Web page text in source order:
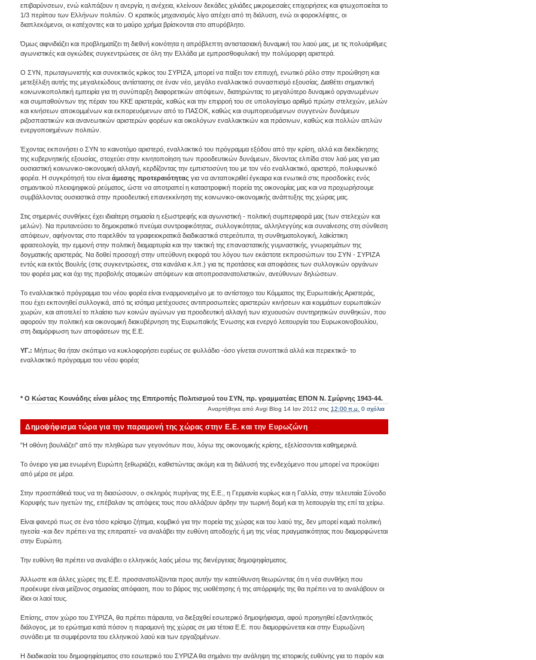
επιβαρύνσεων, ενώ καλπάζουν η ανεργία, η ανέχεια, κλείνουν δεκάδες χιλιάδες μικρομεσαίες επιχειρήσεις και φτωχοποιείται το
1/3 περίπου των Ελλήνων πολιτών. Ο κρατικός μηχανισμός λίγο απέχει από τη διάλυση, ενώ οι φοροκλέφτες, οι
διαπλεκόμενοι, οι κατέχοντες και το μαύρο χρήμα βρίσκονται στο απυρόβλητο.
Όμως αιφνιδιάζει και προβληματίζει τη διεθνή κοινότητα η απρόβλεπτη αντιστασιακή δυναμική του λαού μας, με τις πολυάριθμες
αγωνιστικές και ογκώδεις συγκεντρώσεις σε όλη την Ελλάδα με εμπροσθοφυλακή την πολύμορφη αριστερά.
Ο ΣΥΝ, πρωταγωνιστής και συνεκτικός κρίκος του ΣΥΡΙΖΑ, μπορεί να παίξει τον επιτυχή, ενωτικό ρόλο στην προώθηση και
μετεξέλιξη αυτής της μεγαλειώδους αντίστασης σε έναν νέο, μεγάλο εναλλακτικό συνασπισμό εξουσίας. Διαθέτει σημαντική
κοινωνικοπολιτική εμπειρία για τη συνύπαρξη διαφορετικών απόψεων, διατηρώντας το μεγαλύτερο δυναμικό οργανωμένων
και συμπαθούντων της πέραν του ΚΚΕ αριστεράς, καθώς και την επιρροή του σε υπολογίσιμο αριθμό πρώην στελεχών, μελών
και κινήσεων αποκομμένων και εκπορευόμενων από το ΠΑΣΟΚ, καθώς και συμπορευόμενων συγγενών δυνάμεων
ριζοσπαστικών και ανανεωτικών αριστερών φορέων και οικολόγων εναλλακτικών και πράσινων, καθώς και πολλών απλών
ενεργοποιημένων πολιτών.
Έχοντας εκπονήσει ο ΣΥΝ το καινοτόμο αριστερό, εναλλακτικό του πρόγραμμα εξόδου από την κρίση, αλλά και διεκδίκησης
της κυβερνητικής εξουσίας, στοχεύει στην κινητοποίηση των προοδευτικών δυνάμεων, δίνοντας ελπίδα στον λαό μας για μια
ουσιαστική κοινωνικο-οικονομική αλλαγή, κερδίζοντας την εμπιστοσύνη του με τον νέο εναλλακτικό, αριστερό, πολυφωνικό
φορέα. Η συγκρότησή του είναι άμεσης προτεραιότητας για να ανταποκριθεί έγκαιρα και ενωτικά στις προσδοκίες ενός
σημαντικού πλειοψηφικού ρεύματος, ώστε να αποτραπεί η καταστροφική πορεία της οικονομίας μας και να προχωρήσουμε
συμβάλλοντας ουσιαστικά στην προοδευτική επανεκκίνηση της κοινωνικο-οικονομικής ανάπτυξης της χώρας μας.
Στις σημερινές συνθήκες έχει ιδιαίτερη σημασία η εξωστρεφής και αγωνιστική - πολιτική συμπεριφορά μας (των στελεχών και
μελών). Να πρυτανεύσει το δημοκρατικό πνεύμα συντροφικότητας, συλλογικότητας, αλληλεγγύης και συναίνεσης στη σύνθεση
απόψεων, αφήνοντας στο παρελθόν τα γραφειοκρατικά διαδικαστικά στερεότυπα, τη συνθηματολογική, λαϊκίστικη
φρασεολογία, την εμμονή στην πολιτική διαμαρτυρία και την τακτική της επαναστατικής γυμναστικής, γνωρισμάτων της
δογματικής αριστεράς. Να δοθεί προσοχή στην υπεύθυνη εκφορά του λόγου των εκάστοτε εκπροσώπων του ΣΥΝ - ΣΥΡΙΖΑ
εντός και εκτός Βουλής (στις συγκεντρώσεις, στα κανάλια κ.λπ.) για τις προτάσεις και αποφάσεις των συλλογικών οργάνων
του φορέα μας και όχι της προβολής ατομικών απόψεων και αποπροσανατολιστικών, ανεύθυνων δηλώσεων.
Το εναλλακτικό πρόγραμμα του νέου φορέα είναι εναρμονισμένο με το αντίστοιχο του Κόμματος της Ευρωπαϊκής Αριστεράς,
που έχει εκπονηθεί συλλογικά, από τις ισότιμα μετέχουσες αντιπροσωπείες αριστερών κινήσεων και κομμάτων ευρωπαϊκών
χωρών, και αποτελεί το πλαίσιο των κοινών αγώνων για προοδευτική αλλαγή των ισχυουσών συντηρητικών συνθηκών, που
αφορούν την πολιτική και οικονομική διακυβέρνηση της Ευρωπαϊκής Ένωσης και ενεργό λειτουργία του Ευρωκοινοβουλίου,
στη διαμόρφωση των αποφάσεων της Ε.Ε.
ΥΓ.: Μήπως θα ήταν σκόπιμο να κυκλοφορήσει ευρέως σε φυλλάδιο -όσο γίνεται συνοπτικά αλλά και περιεκτικά- το
εναλλακτικό πρόγραμμα του νέου φορέα;
* Ο Κώστας Κουνάδης είναι μέλος της Επιτροπής Πολιτισμού του ΣΥΝ, πρ. γραμματέας ΕΠΟΝ Ν. Σμύρνης 1943-44.
Αναρτήθηκε από Avgi Blog 14 Ιαν 2012 στις 12:00 π.μ. 0 σχόλια
Δημοψήφισμα τώρα για την παραμονή της χώρας στην Ε.Ε. και την Ευρωζώνη
"Η οθόνη βουλιάζει" από την πληθώρα των γεγονότων που, λόγω της οικονομικής κρίσης, εξελίσσονται καθημερινά.
Το όνειρο για μια ενωμένη Ευρώπη ξεθωριάζει, καθιστώντας ακόμη και τη διάλυσή της ενδεχόμενο που μπορεί να προκύψει
από μέρα σε μέρα.
Στην προσπάθειά τους να τη διασώσουν, ο σκληρός πυρήνας της Ε.Ε., η Γερμανία κυρίως και η Γαλλία, στην τελευταία Σύνοδο
Κορυφής των ηγετών της, επέβαλαν τις απόψεις τους που αλλάζουν άρδην την τωρινή δομή και τη λειτουργία της επί τα χείρω.
Είναι φανερό πως σε ένα τόσο κρίσιμο ζήτημα, κομβικό για την πορεία της χώρας και του λαού της, δεν μπορεί καμιά πολιτική
ηγεσία -και δεν πρέπει να της επιτραπεί- να αναλάβει την ευθύνη αποδοχής ή μη της νέας πραγματικότητας που διαμορφώνεται
στην Ευρώπη.
Την ευθύνη θα πρέπει να αναλάβει ο ελληνικός λαός μέσω της διενέργειας δημοψηφίσματος.
Άλλωστε και άλλες χώρες της Ε.Ε. προσανατολίζονται προς αυτήν την κατεύθυνση θεωρώντας ότι η νέα συνθήκη που
προέκυψε είναι μείζονος σημασίας απόφαση, που το βάρος της υιοθέτησης ή της απόρριψής της θα πρέπει να το αναλάβουν οι
ίδιοι οι λαοί τους.
Επίσης, στον χώρο του ΣΥΡΙΖΑ, θα πρέπει πάραυτα, να διεξαχθεί εσωτερικό δημοψήφισμα, αφού προηγηθεί εξαντλητικός
διάλογος, με το ερώτημα κατά πόσον η παραμονή της χώρας σε μια τέτοια Ε.Ε. που διαμορφώνεται και στην Ευρωζώνη
συνάδει με τα συμφέροντα του ελληνικού λαού και των εργαζομένων.
Η διαδικασία του δημοψηφίσματος στο εσωτερικό του ΣΥΡΙΖΑ θα σημάνει την ανάληψη της ιστορικής ευθύνης για το παρόν και